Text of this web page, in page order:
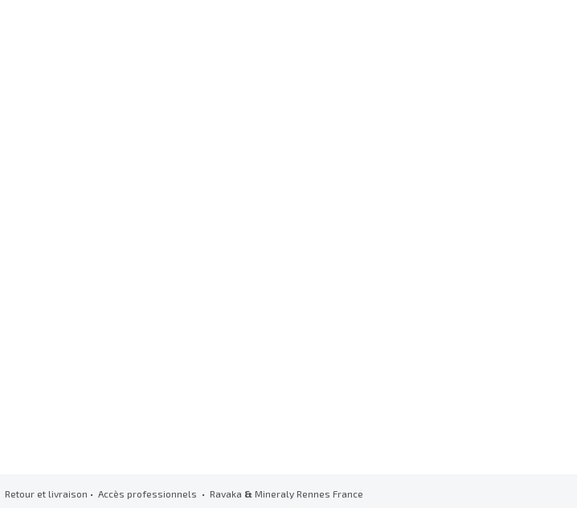
Retour et livraison • Accès professionnels • Ravaka & Mineraly Rennes France